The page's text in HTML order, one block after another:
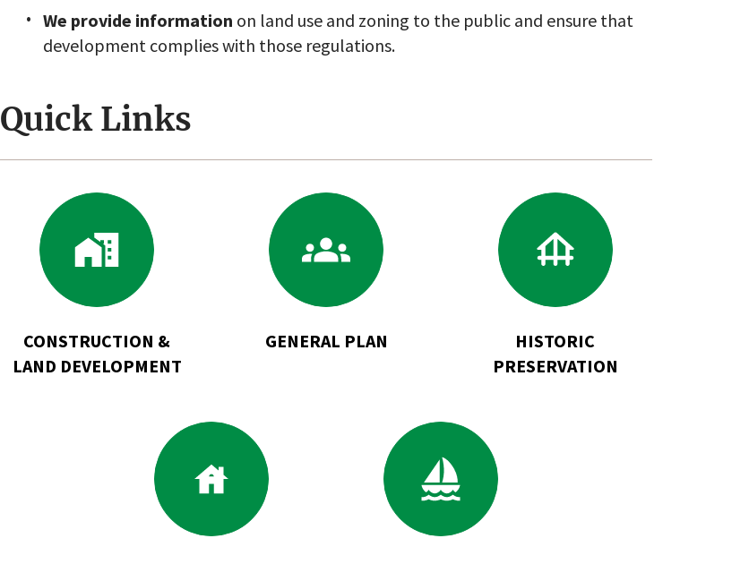
We provide information on land use and zoning to the public and ensure that
development complies with those regulations.
Quick Links
Go
to
Construction
Land
Development
CONSTRUCTION &
LAND DEVELOPMENT
Go
General
GENERAL PLAN
Go
to
Historic
Preservation
HISTORIC
PRESERVATION
Go
to
Housing
Initiatives
Go
to
Local
Coastal
Program